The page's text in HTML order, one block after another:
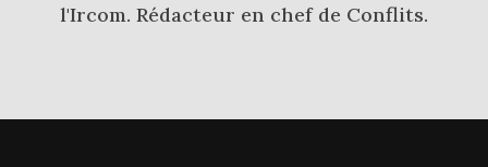
l'Ircom. Rédacteur en chef de Conflits.